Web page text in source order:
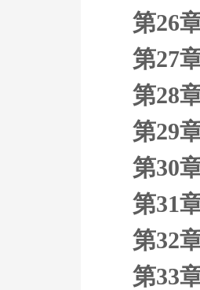
第26
第27
第28
第29
第30
第31
第32
第33